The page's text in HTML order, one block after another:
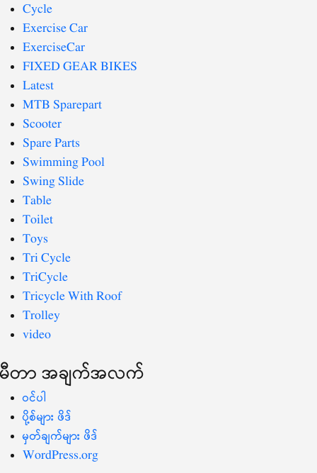
Cycle
Exercise Car
ExerciseCar
FIXED GEAR BIKES
Latest
MTB Sparepart
Scooter
Spare Parts
Swimming Pool
Swing Slide
Table
Toilet
Toys
Tri Cycle
TriCycle
Tricycle With Roof
Trolley
video
မီတာ အချက်အလက်
ဝင်ပါ
ပို့စ်များ ဖိဒ်
မှတ်ချက်များ ဖိဒ်
WordPress.org